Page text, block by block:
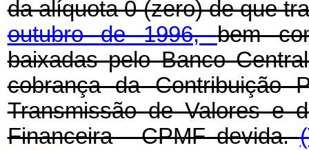
da alíquota 0 (zero) de que
outubro de 1996,bem
baixadas pelo Banco
cobrança da Contribuição
Transmissão de Valores e
Financeira - CPMF devida.